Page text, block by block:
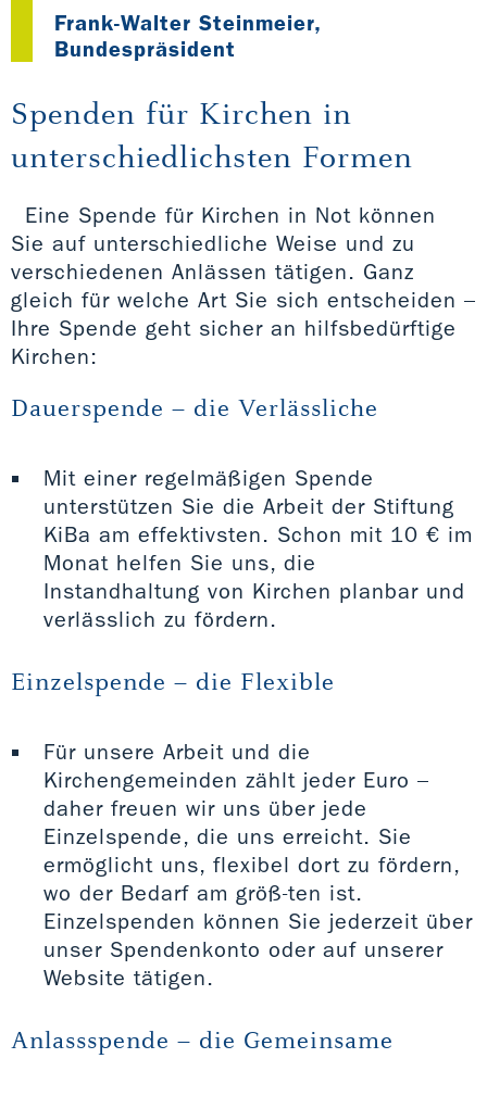
Frank-Walter Steinmeier,
Bundespräsident
Spenden für Kirchen in
unterschiedlichsten Formen
Eine Spende für Kirchen in Not können
Sie auf unterschiedliche Weise und zu
verschiedenen Anlässen tätigen. Ganz
gleich für welche Art Sie sich entscheiden –
Ihre Spende geht sicher an hilfsbedürftige
Kirchen:
Dauerspende – die Verlässliche
Mit einer regelmäßigen Spende
unterstützen Sie die Arbeit der Stiftung
KiBa am effektivsten. Schon mit 10 € im
Monat helfen Sie uns, die
Instandhaltung von Kirchen planbar und
verlässlich zu fördern.
Einzelspende – die Flexible
Für unsere Arbeit und die
Kirchengemeinden zählt jeder Euro –
daher freuen wir uns über jede
Einzelspende, die uns erreicht. Sie
ermöglicht uns, flexibel dort zu fördern,
wo der Bedarf am größ-ten ist.
Einzelspenden können Sie jederzeit über
unser Spendenkonto oder auf unserer
Website tätigen.
Anlassspende – die Gemeinsame